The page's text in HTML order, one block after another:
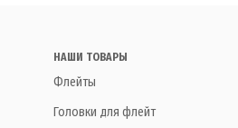
НАШИ ТОВАРЫ
Флейты
Головки для флейт